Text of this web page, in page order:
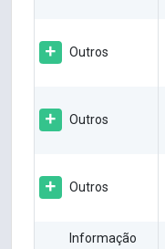
Outros
Outros
Outros
Informação